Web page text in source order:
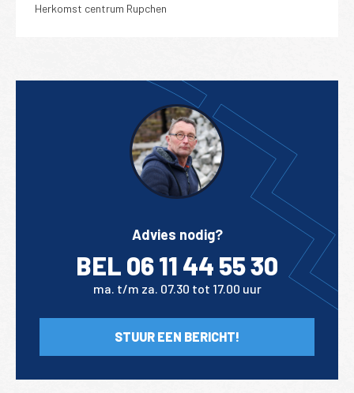
Herkomst centrum Rupchen
Advies nodig?
BEL 06 11 44 55 30
ma. t/m za. 07.30 tot 17.00 uur
STUUR EEN BERICHT!